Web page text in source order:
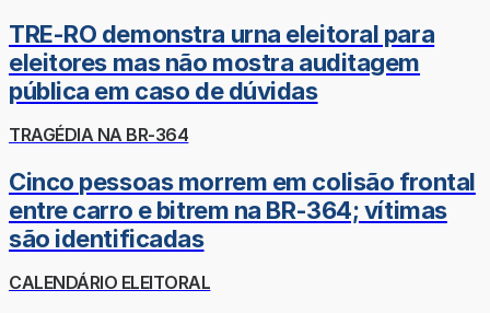
TRE-RO demonstra urna eleitoral para
eleitores mas não mostra auditagem
pública em caso de dúvidas
TRAGÉDIA NA BR-364
Cinco pessoas morrem em colisão frontal
entre carro e bitrem na BR-364; vítimas
são identificadas
CALENDÁRIO ELEITORAL